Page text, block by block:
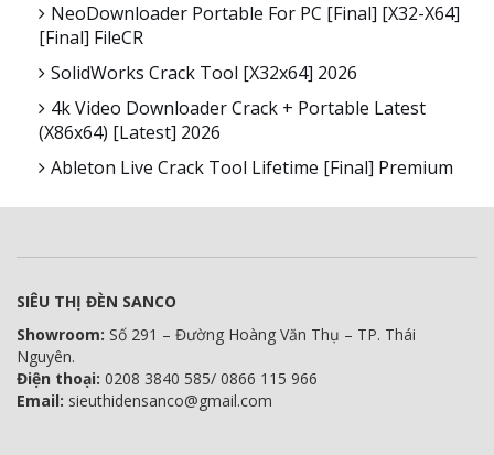
NeoDownloader Portable For PC [Final] [x32-X64]
[Final] FileCR
SolidWorks Crack Tool [x32x64] 2026
4k Video Downloader Crack + Portable Latest
(x86x64) [Latest] 2026
Ableton Live Crack Tool Lifetime [Final] Premium
SIÊU THỊ ĐÈN SANCO
Showroom: Số 291 – Đường Hoàng Văn Thụ – TP. Thái
Nguyên.
Điện thoại: 0208 3840 585/ 0866 115 966
Email: sieuthidensanco@gmail.com